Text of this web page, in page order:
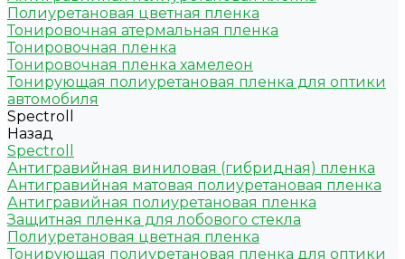
Полиуретановая цветная пленка
Тонировочная атермальная пленка
Тонировочная пленка
Тонировочная пленка хамелеон
Тонирующая полиуретановая пленка для оптики
автомобиля
Spectroll
Назад
Spectroll
Антигравийная виниловая (гибридная) пленка
Антигравийная матовая полиуретановая пленка
Антигравийная полиуретановая пленка
Защитная пленка для лобового стекла
Полиуретановая цветная пленка
Тонирующая полиуретановая пленка для оптики